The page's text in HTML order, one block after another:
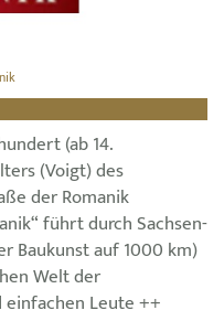
(ab 14.
(Voigt) des
der Romanik
führt durch Sachsen-
Baukunst auf 1000 km)
Welt der
einfachen Leute ++